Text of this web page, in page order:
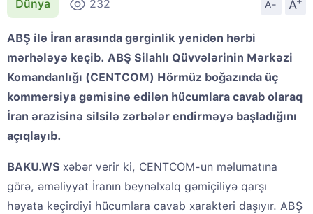
Dünya 232 A- A
ABŞ ilə İran arasında gərginlik yenidən hərbi
mərhələyə keçib. ABŞ Silahlı Qüvvələrinin Mərkəzi
Komandanlığı (CENTCOM) Hörmüz boğazında üç
kommersiya gəmisinə edilən hücumlara cavab olaraq
İran ərazisinə silsilə zərbələr endirməyə başladığını
açıqlayıb.
BAKU.WS xəbər verir ki, CENTCOM-un məlumatına
görə, əməliyyat İranın beynəlxalq gəmiçiliyə qarşı
həyata keçirdiyi hücumlara cavab xarakteri daşıyır. ABŞ